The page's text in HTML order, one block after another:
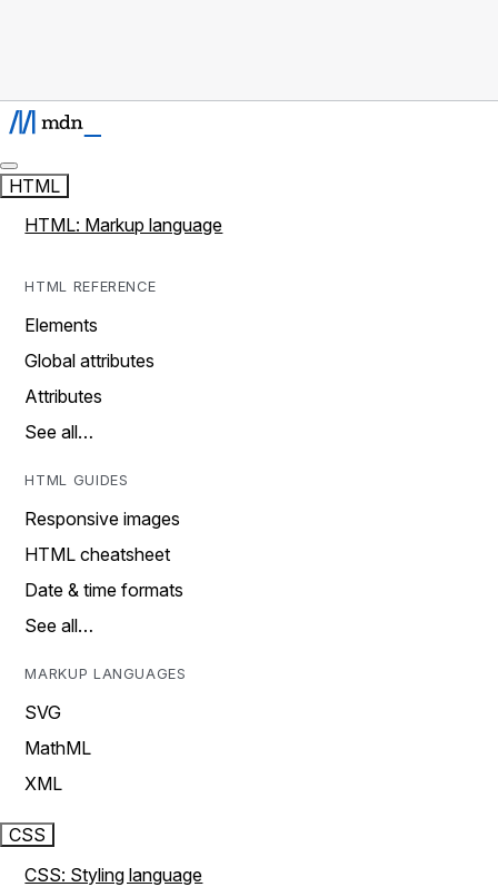
HTML
HTML: Markup language
HTML REFERENCE
Elements
Global attributes
Attributes
See all…
HTML GUIDES
Responsive images
HTML cheatsheet
Date & time formats
See all…
MARKUP LANGUAGES
SVG
MathML
XML
CSS
CSS: Styling language